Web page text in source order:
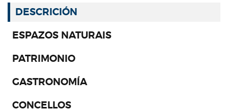
DESCRICIÓN
ESPAZOS NATURAIS
PATRIMONIO
GASTRONOMÍA
CONCELLOS